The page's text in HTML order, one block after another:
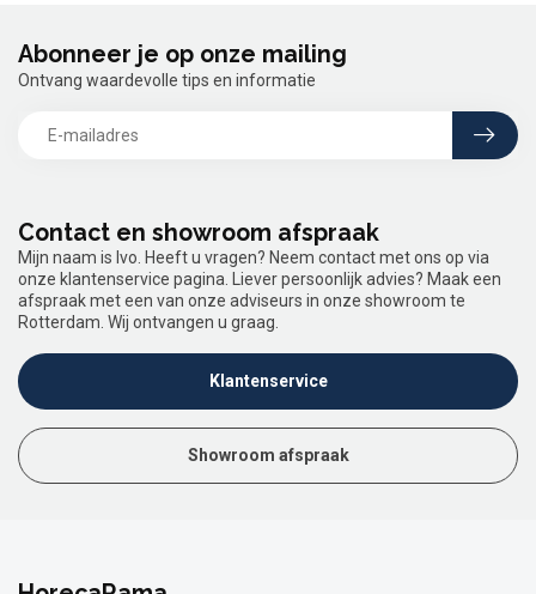
Contact en showroom afspraak
Mijn naam is Ivo. Heeft u vragen? Neem contact met ons op via
onze klantenservice pagina. Liever persoonlijk advies? Maak een
afspraak met een van onze adviseurs in onze showroom te
Rotterdam. Wij ontvangen u graag.
Klantenservice
Showroom afspraak
Abonneer je op onze mailing
Ontvang waardevolle tips en informatie